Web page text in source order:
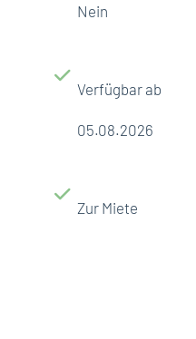
Nein
Verfügbar ab
05.08.2026
Zur Miete